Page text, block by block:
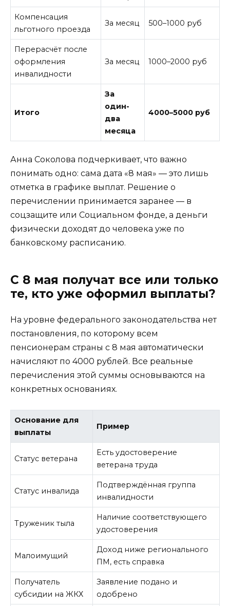
Компенсация
льготного проезда
За месяц 500–1000 руб
Перерасчёт после
оформления
инвалидности
За месяц 1000–2000 руб
Итого
За
один-
два
месяца
4000–5000 руб
Анна Соколова подчеркивает, что важно
понимать одно: сама дата «8 мая» — это лишь
отметка в графике выплат. Решение о
перечислении принимается заранее — в
соцзащите или Социальном фонде, а деньги
физически доходят до человека уже по
банковскому расписанию.
С 8 мая получат все или только
те, кто уже оформил выплаты?
На уровне федерального законодательства нет
постановления, по которому всем
пенсионерам страны с 8 мая автоматически
начисляют по 4000 рублей. Все реальные
перечисления этой суммы основываются на
конкретных основаниях.
Основание для
выплаты
Пример
Статус ветерана
Есть удостоверение
ветерана труда
Статус инвалида
Подтверждённая группа
инвалидности
Труженик тыла
Наличие соответствующего
удостоверения
Малоимущий
Доход ниже регионального
ПМ, есть справка
Получатель
субсидии на ЖКХ
Заявление подано и
одобрено